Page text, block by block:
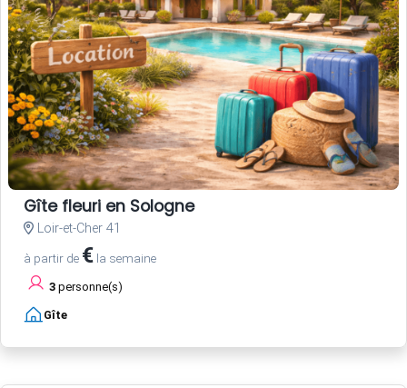
Gîte fleuri en Sologne
Loir-et-Cher 41
à partir de € la semaine
3 personne(s)
Gîte